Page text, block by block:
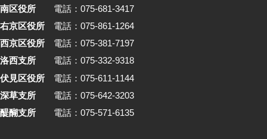
南区役所
電話：075-681-3417
右京区役所
電話：075-861-1264
西京区役所
電話：075-381-7197
洛西支所
電話：075-332-9318
伏見区役所
電話：075-611-1144
深草支所
電話：075-642-3203
醍醐支所
電話：075-571-6135